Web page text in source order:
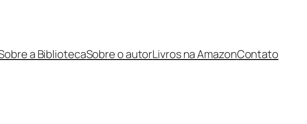
a BibliotecaSobre o autorLivros na AmazonContato